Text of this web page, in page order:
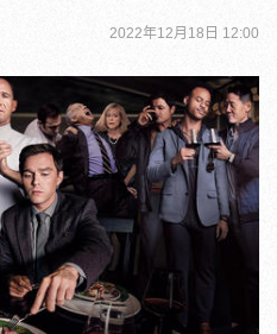
2022年12月18日 12:00